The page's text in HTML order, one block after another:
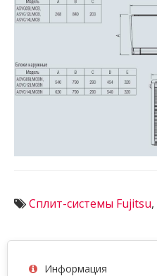
Сплит-системы Fujitsu,
Информация